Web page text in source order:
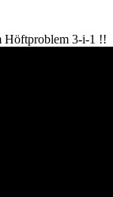
Höftproblem 3-i-1 !!